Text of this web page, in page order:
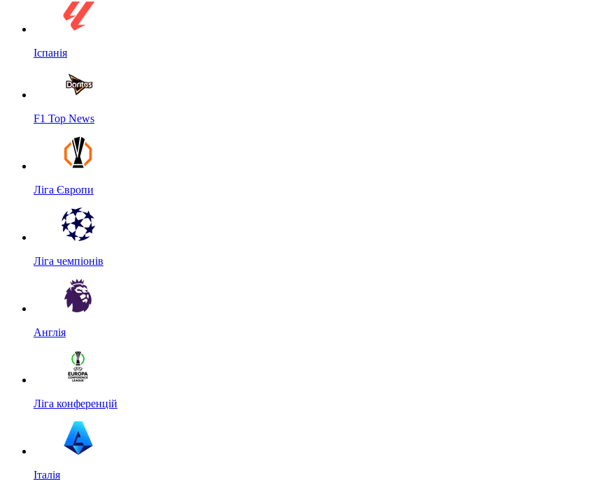
Іспанія
F1 Top News
Ліга Європи
Ліга чемпіонів
Англія
Ліга конференцій
Італія